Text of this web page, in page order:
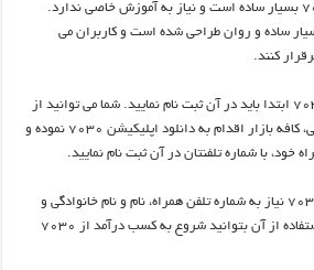
کسب درآمد با اپلیکیشن ۷۰۳۰ بسیار ساده است و نیاز به آموزش خاصی ندارد.
ساده و روان طراحی شده است و کاربران می
کنند.
برای استفاده از اپلیکیشن ۷۰۳۰ ابتدا باید در آن ثبت نام نمایید. شما می توانید از
سایت اپلی ۷۰۳۰، از گوگل پلی، کافه بازار اقدام به دانلود اپلیکیشن ۷۰۳۰ نموده و
با شماره تلفنتان در آن ثبت نام نمایید.
برای ثبنت نام در اپلیکیشن ۷۰۳۰ نیاز به شماره تلفن همراه، نام و نام خانوادگی و
یک نام کاربری می باشد تا با استفاده از آن بتوانید شروع به کسب درآمد از ۷۰۳۰